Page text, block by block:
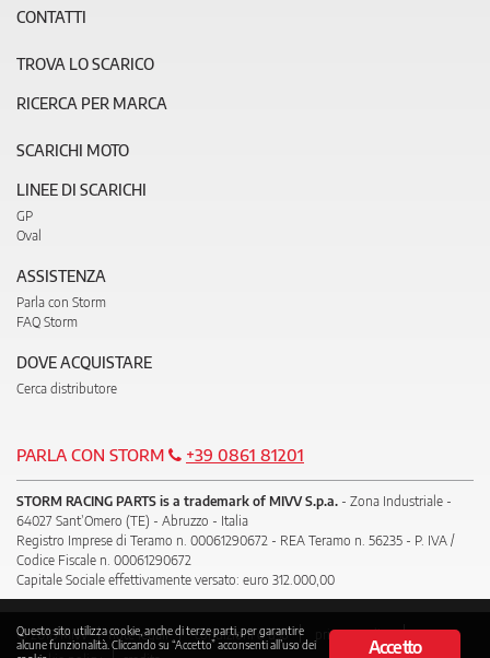
CONTATTI
TROVA LO SCARICO
RICERCA PER MARCA
SCARICHI MOTO
LINEE DI SCARICHI
GP
Oval
ASSISTENZA
Parla con Storm
FAQ Storm
DOVE ACQUISTARE
Cerca distributore
PARLA CON STORM +39 0861 81201
STORM RACING PARTS is a trademark of MIVV S.p.a. - Zona Industriale -
64027 Sant’Omero (TE) - Abruzzo - Italia
Registro Imprese di Teramo n. 00061290672 - REA Teramo n. 56235 - P. IVA /
Codice Fiscale n. 00061290672
Capitale Sociale effettivamente versato: euro 312.000,00
© 2018 Mivv note legali condizioni d’uso
privacy policy
Accetto
Questo sito utilizza cookie, anche di terze parti, per garantire
alcune funzionalità. Cliccando su “Accetto” acconsenti all’uso dei